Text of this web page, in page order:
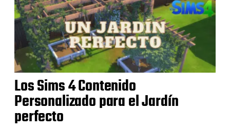
Los Sims 4 Contenido
Personalizado para el Jardín
perfecto